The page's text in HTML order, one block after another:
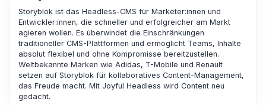
Storyblok ist das Headless-CMS für Marketer:innen und
Entwickler:innen, die schneller und erfolgreicher am Markt
agieren wollen. Es überwindet die Einschränkungen
traditioneller CMS-Plattformen und ermöglicht Teams, Inhalte
absolut flexibel und ohne Kompromisse bereitzustellen.
Weltbekannte Marken wie Adidas, T-Mobile und Renault
setzen auf Storyblok für kollaboratives Content-Management,
das Freude macht. Mit Joyful Headless wird Content neu
gedacht.